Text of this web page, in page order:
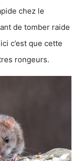
chez le
de tomber raide
c’est que cette
rongeurs.